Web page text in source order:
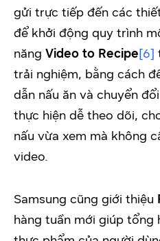
gửi trực tiếp đến các
để khởi động quy trình
năng Video to Recipe[6]
trải nghiệm, bằng cách
dẫn nấu ăn và chuyển
thực hiện dễ theo dõi,
nấu vừa xem mà không
video.
Samsung cũng giới thiệu
hàng tuần mới giúp tổng